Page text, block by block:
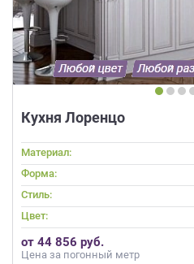
Кухня Лоренцо
Материал:
Форма:
Стиль:
Цвет:
от 44 856 руб.
Цена за погонный метр